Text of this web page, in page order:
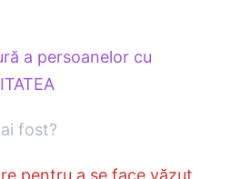
a persoanelor cu
fost?
pentru a se face văzut